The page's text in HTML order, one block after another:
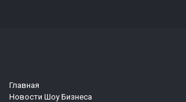
Главная
Новости Шоу Бизнеса